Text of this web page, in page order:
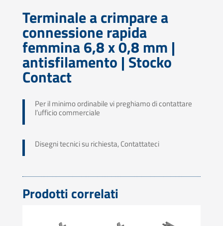
Terminale a crimpare a
connessione rapida
femmina 6,8 x 0,8 mm |
antisfilamento | Stocko
Contact
Per il minimo ordinabile vi preghiamo di contattare
l’ufficio commerciale
Disegni tecnici su richiesta, Contattateci
Prodotti correlati